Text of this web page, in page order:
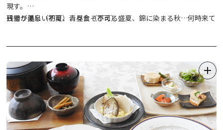
現す。
残雪が美しい初夏、青々とそびえる盛夏、錦に染まる秋…何時来て
日帰り温泉（不可）、昼食（不可）